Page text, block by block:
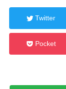
Twitter
Pocket